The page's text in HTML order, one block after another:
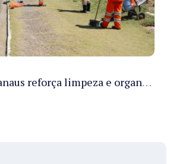
Prefeitura de Manaus reforça limpeza e organização dos cemiterios municipais para receber famílias no Dia dos Pais